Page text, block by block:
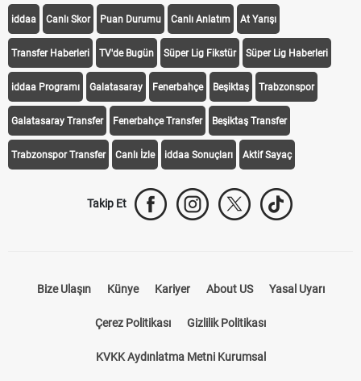
iddaa Canlı Skor Puan Durumu Canlı Anlatım At Yarışı
Transfer Haberleri TV'de Bugün Süper Lig Fikstür Süper Lig Haberleri
iddaa Programı Galatasaray Fenerbahçe Beşiktaş Trabzonspor
Galatasaray Transfer Fenerbahçe Transfer Beşiktaş Transfer
Trabzonspor Transfer Canlı İzle iddaa Sonuçları Aktif Sayaç
Takip Et
Bize Ulaşın Künye Kariyer About US Yasal Uyarı
Çerez Politikası Gizlilik Politikası
KVKK Aydınlatma Metni Kurumsal